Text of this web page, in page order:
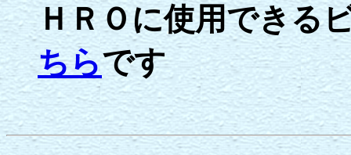
ＨＲＯに使用できる
ちらです